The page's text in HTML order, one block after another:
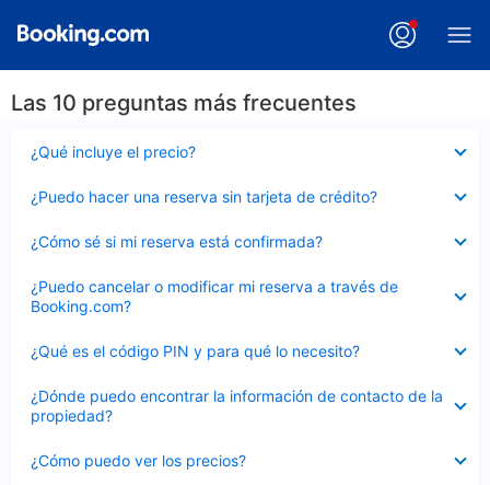
Las 10 preguntas más frecuentes
¿Qué incluye el precio?
cerrado
¿Puedo hacer una reserva sin tarjeta de crédito?
cerrado
¿Cómo sé si mi reserva está confirmada?
cerrado
¿Puedo cancelar o modificar mi reserva a través de
Booking.com?
cerrado
¿Qué es el código PIN y para qué lo necesito?
cerrado
¿Dónde puedo encontrar la información de contacto de la
propiedad?
cerrado
¿Cómo puedo ver los precios?
cerrado